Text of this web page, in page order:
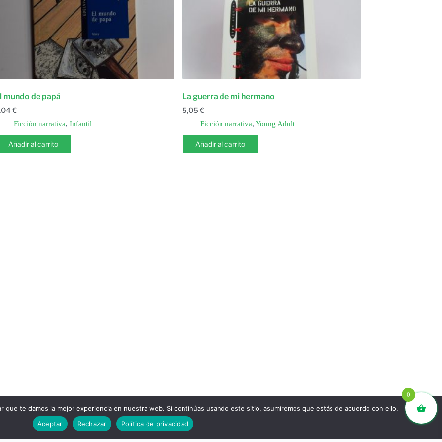
mundo de papá
€
Ficción narrativa, Infantil
Añadir al carrito
La guerra de mi hermano
5,05 €
Ficción narrativa, Young Adult
Añadir al carrito
0
que te damos la mejor experiencia en nuestra web. Si continúas usando este sitio, asumiremos que estás de acuerdo con ello.
Aceptar
Rechazar Política de privacidad